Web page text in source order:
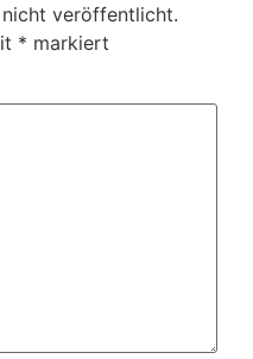
veröffentlicht.
* markiert